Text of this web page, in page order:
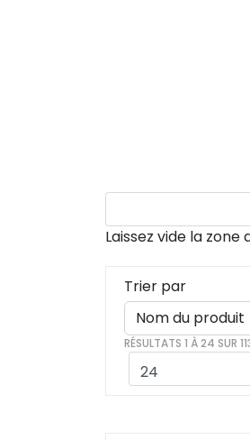
Laissez vide la
Trier par
RÉSULTATS 1 À 24 SUR